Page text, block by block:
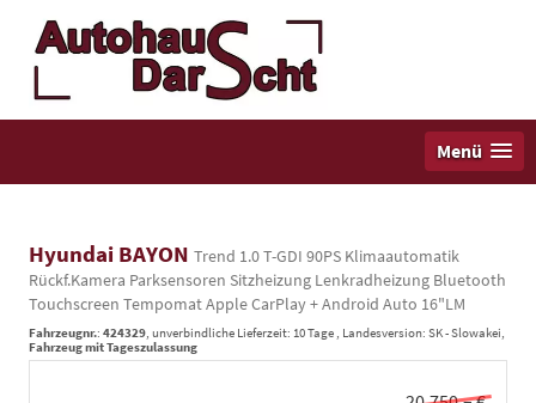
Menü
Hyundai BAYON Trend 1.0 T-GDI 90PS Klimaautomatik
Rückf.Kamera Parksensoren Sitzheizung Lenkradheizung Bluetooth
Touchscreen Tempomat Apple CarPlay + Android Auto 16"LM
Fahrzeugnr.: 424329 , unverbindliche Lieferzeit: 10 Tage , Landesversion: SK - Slowakei,
Fahrzeug mit Tageszulassung